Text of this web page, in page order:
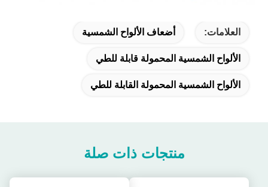
العلامات: أضعاف الألواح الشمسية
الألواح الشمسية المحمولة قابلة للطي
الألواح الشمسية المحمولة القابلة للطي
منتجات ذات صلة